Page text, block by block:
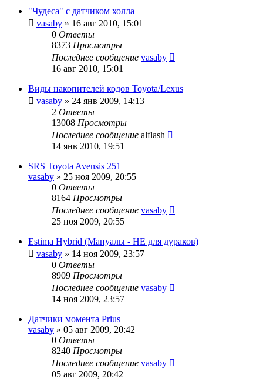
"Чудеса" с датчиком холла
vasaby » 16 авг 2010, 15:01
0 Ответы
8373 Просмотры
Последнее сообщение vasaby
16 авг 2010, 15:01
Виды накопителей кодов Toyota/Lexus
vasaby » 24 янв 2009, 14:13
2 Ответы
13008 Просмотры
Последнее сообщение alflash
14 янв 2010, 19:51
SRS Toyota Avensis 251
vasaby » 25 ноя 2009, 20:55
0 Ответы
8164 Просмотры
Последнее сообщение vasaby
25 ноя 2009, 20:55
Estima Hybrid (Мануалы - НЕ для дураков)
vasaby » 14 ноя 2009, 23:57
0 Ответы
8909 Просмотры
Последнее сообщение vasaby
14 ноя 2009, 23:57
Датчики момента Prius
vasaby » 05 авг 2009, 20:42
0 Ответы
8240 Просмотры
Последнее сообщение vasaby
05 авг 2009, 20:42